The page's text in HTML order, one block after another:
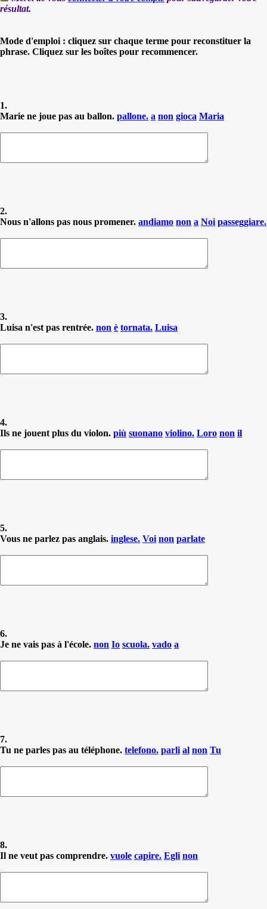
résultat.
Mode d'emploi : cliquez sur chaque terme pour reconstituer la
phrase. Cliquez sur les boîtes pour recommencer.
1.
Marie ne joue pas au ballon. pallone. a non gioca Maria
2.
Nous n'allons pas nous promener. andiamo non a Noi passeggiare.
3.
Luisa n'est pas rentrée. non è tornata. Luisa
4.
Ils ne jouent plus du violon. più suonano violino. Loro non il
5.
Vous ne parlez pas anglais. inglese. Voi non parlate
6.
Je ne vais pas à l'école. non Io scuola. vado a
7.
Tu ne parles pas au téléphone. telefono. parli al non Tu
8.
Il ne veut pas comprendre. vuole capire. Egli non